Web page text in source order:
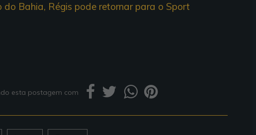
do Bahia, Régis pode retornar para o Sport
esta postagem com